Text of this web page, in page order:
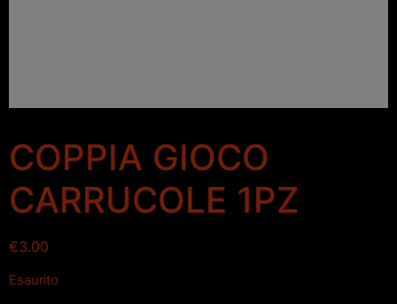
COPPIA GIOCO
CARRUCOLE 1PZ
€3.00
Esaurito